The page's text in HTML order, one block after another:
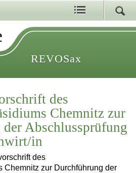
REVOSax
des
Chemnitz zur
Abschlussprüfung
in
des
Chemnitz zur Durchführung der